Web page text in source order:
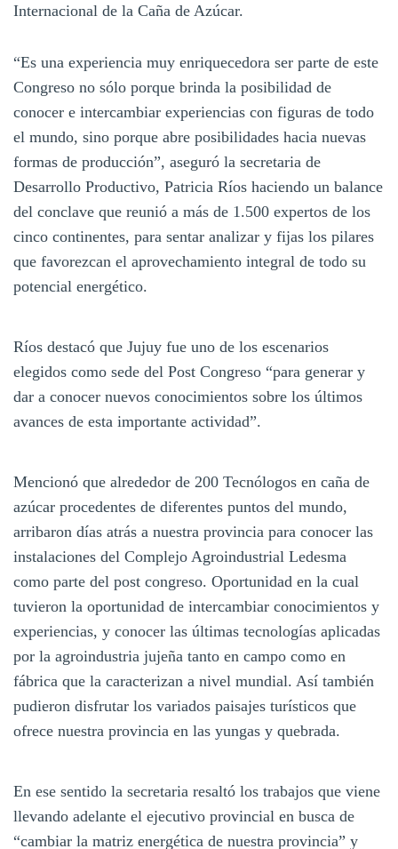
Internacional de la Caña de Azúcar.
“Es una experiencia muy enriquecedora ser parte de este
Congreso no sólo porque brinda la posibilidad de
conocer e intercambiar experiencias con figuras de todo
el mundo, sino porque abre posibilidades hacia nuevas
formas de producción”, aseguró la secretaria de
Desarrollo Productivo, Patricia Ríos haciendo un balance
del conclave que reunió a más de 1.500 expertos de los
cinco continentes, para sentar analizar y fijas los pilares
que favorezcan el aprovechamiento integral de todo su
potencial energético.
Ríos destacó que Jujuy fue uno de los escenarios
elegidos como sede del Post Congreso “para generar y
dar a conocer nuevos conocimientos sobre los últimos
avances de esta importante actividad”.
Mencionó que alrededor de 200 Tecnólogos en caña de
azúcar procedentes de diferentes puntos del mundo,
arribaron días atrás a nuestra provincia para conocer las
instalaciones del Complejo Agroindustrial Ledesma
como parte del post congreso. Oportunidad en la cual
tuvieron la oportunidad de intercambiar conocimientos y
experiencias, y conocer las últimas tecnologías aplicadas
por la agroindustria jujeña tanto en campo como en
fábrica que la caracterizan a nivel mundial. Así también
pudieron disfrutar los variados paisajes turísticos que
ofrece nuestra provincia en las yungas y quebrada.
En ese sentido la secretaria resaltó los trabajos que viene
llevando adelante el ejecutivo provincial en busca de
“cambiar la matriz energética de nuestra provincia” y